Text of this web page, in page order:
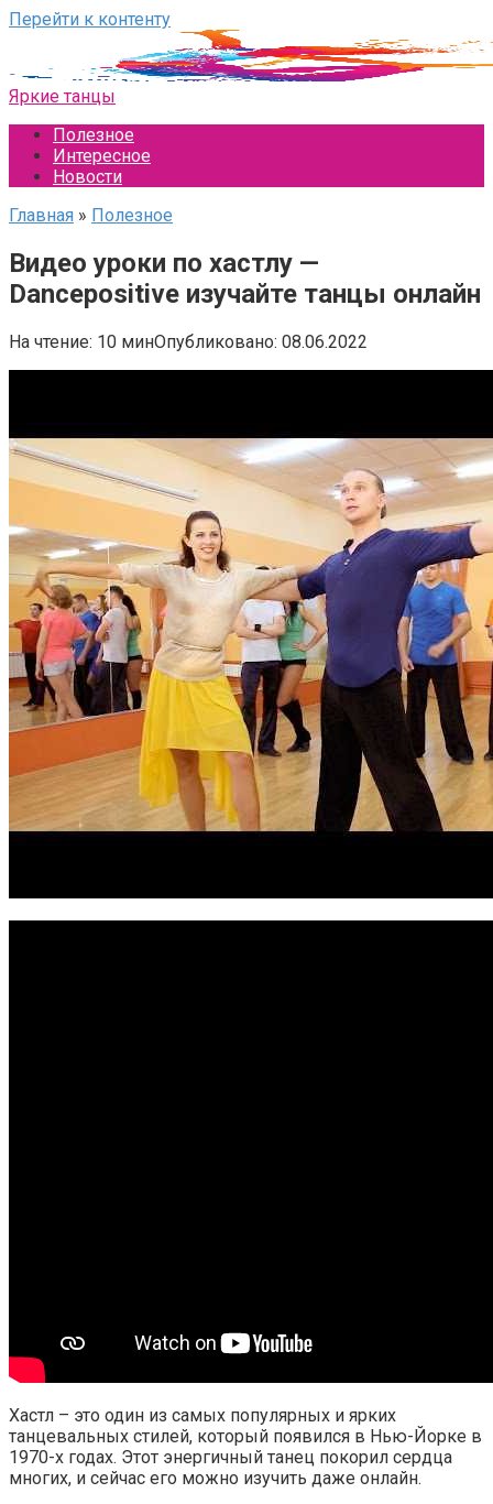
Перейти к контенту
Яркие танцы
Полезное
Интересное
Новости
Главная » Полезное
Видео уроки по хастлу —
Dancepositive изучайте танцы онлайн
На чтение: 10 минОпубликовано: 08.06.2022
Хастл – это один из самых популярных и ярких
танцевальных стилей, который появился в Нью-Йорке в
1970-х годах. Этот энергичный танец покорил сердца
многих, и сейчас его можно изучить даже онлайн.